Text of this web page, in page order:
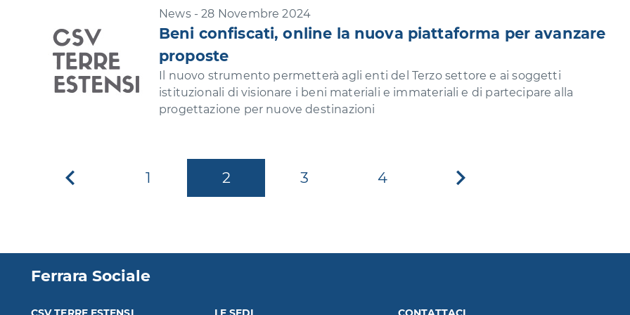
News - 28 Novembre 2024
Beni confiscati, online la nuova piattaforma per avanzare
proposte
Il nuovo strumento permetterà agli enti del Terzo settore e ai soggetti
istituzionali di visionare i beni materiali e immateriali e di partecipare alla
progettazione per nuove destinazioni
1 2 3 4
Ferrara Sociale